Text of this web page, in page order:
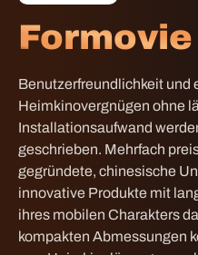
Formovie
Benutzerfreundlichkeit und
Heimkinovergnügen ohne
Installationsaufwand
geschrieben. Mehrfach
gegründete, chinesische
innovative Produkte mit
ihres mobilen Charakters
kompakten Abmessungen